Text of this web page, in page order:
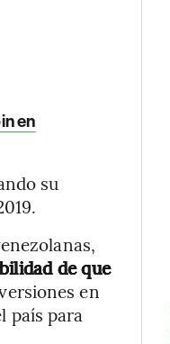
en
su
de que
en
país para